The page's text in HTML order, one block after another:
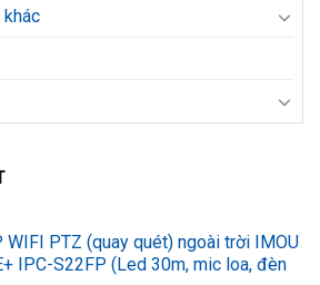
WIFI PTZ (quay quét) ngoài trời IMOU
IPC-S22FP (Led 30m, mic loa, đèn